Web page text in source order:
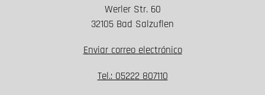
Werler Str. 60
32105 Bad Salzuflen
Enviar correo electrónico
Tel.: 05222 807110